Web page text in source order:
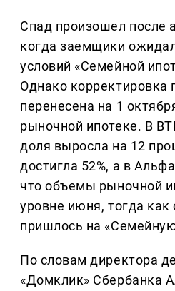
Спад произошел после
когда заемщики
условий «Семейной
Однако
перенесена на 1
рыночной ипотеке. В
доля выросла на 12
достигла 52%, а в
что объемы рыночной
уровне июня, тогда
пришлось на
По словам директора
«Домклик» Сбербанка